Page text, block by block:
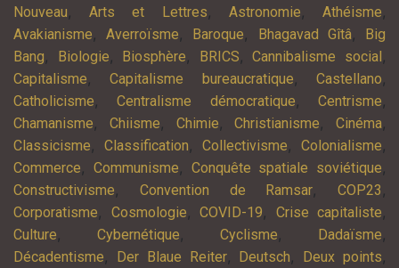
Nouveau,Arts et Lettres, Astronomie,Athéisme,
Avakianisme,Averroïsme, Baroque, Bhagavad Gîtâ,
Big
Bang, Biologie, Biosphère, BRICS,Cannibalisme social ,
Capitalisme,Capitalisme bureaucratique,Castellano,
Catholicisme,Centralisme démocratique,Centrisme,
Chamanisme, Chiisme, Chimie,Christianisme, Cinéma,
Classicisme, Classification, Collectivisme, Colonialisme,
Commerce, Communisme, Conquête spatiale soviétique,
Constructivisme, Convention de Ramsar, COP23 ,
Corporatisme, Cosmologie, COVID-19, Crise capitaliste,
Culture, Cybernétique, Cyclisme, Dadaïsme,
Décadentisme, Der Blaue Reiter, Deutsch, Deux points,